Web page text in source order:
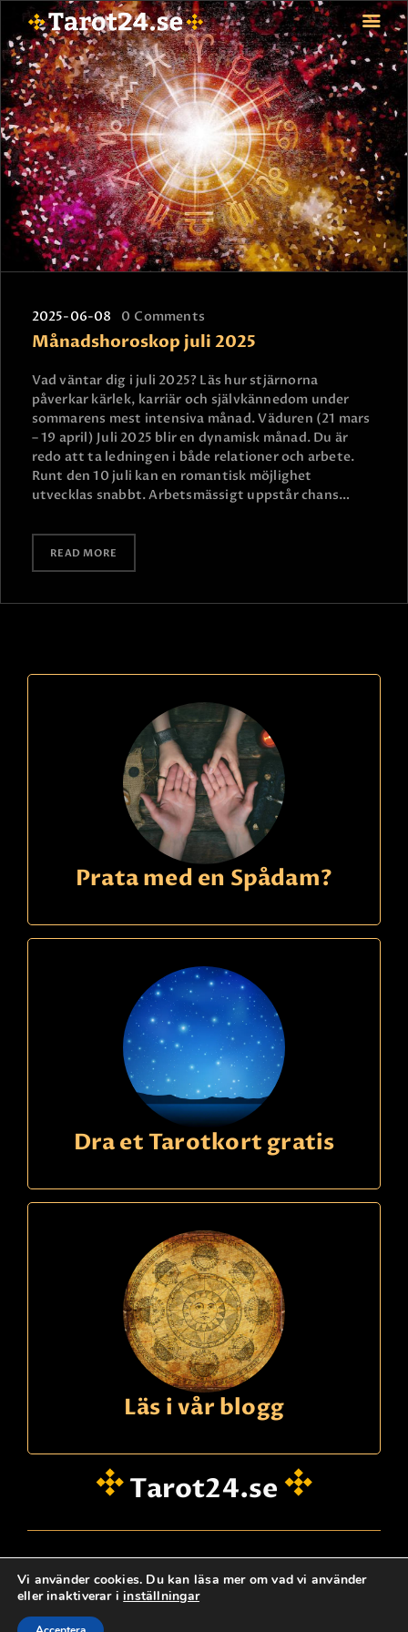
HEM
ASTROLOGI
STJÄRNTECKEN
TAROT
SPÅDAM-SIERSKA
BLOGG
BETALNING
FAQ
2025-06-08 0 Comments
Månadshoroskop juli 2025
Vad väntar dig i juli 2025? Läs hur stjärnorna
påverkar kärlek, karriär och självkännedom under
sommarens mest intensiva månad. Väduren (21 mars
– 19 april) Juli 2025 blir en dynamisk månad. Du är
redo att ta ledningen i både relationer och arbete.
Runt den 10 juli kan en romantisk möjlighet
utvecklas snabbt. Arbetsmässigt uppstår chans…
READ MORE
Prata med en Spådam?
Dra et Tarotkort gratis
Läs i vår blogg
Tarot24.se
hei@dinklarsynte.no
Personskydd
Vi använder cookies. Du kan läsa mer om vad vi använder
eller inaktiverar iinställningar